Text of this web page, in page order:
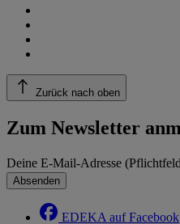
Zurück nach oben
Zum Newsletter
Deine E-Mail-Adresse
Absenden
EDEKA auf Facebook